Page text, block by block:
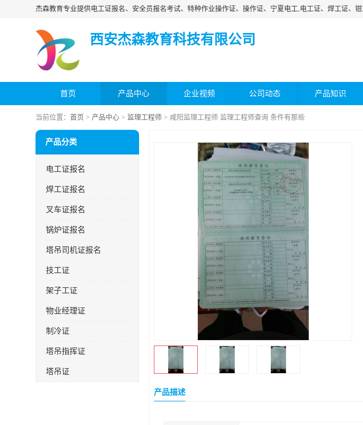
西安杰森教育科技有限公司
首页 产品中心 企业视频 公司动态 产品知识
当前位置： 首页 > 产品中心 > 监理工程师 > 咸阳监理工程师 监理工程师查询 条件有那些
产品分类
电工证报名
焊工证报名
叉车证报名
锅炉证报名
塔吊司机证报名
技工证
架子工证
物业经理证
制冷证
塔吊指挥证
塔吊证
产品描述